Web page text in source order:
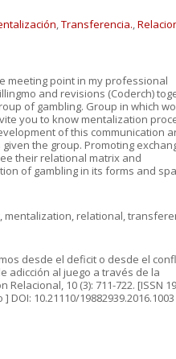
,Transferencia.,
meeting point in my professional
and revisions (Coderch)
of gambling. Group in which
you to know mentalization
of this communication
the group. Promoting
their relational matrix and
of gambling in its forms and
mentalization, relational,
desde el deficit o desde el
adicción al juego a través de la
10 (3): 711-722. [ISSN
10.21110/19882939.2016.1003